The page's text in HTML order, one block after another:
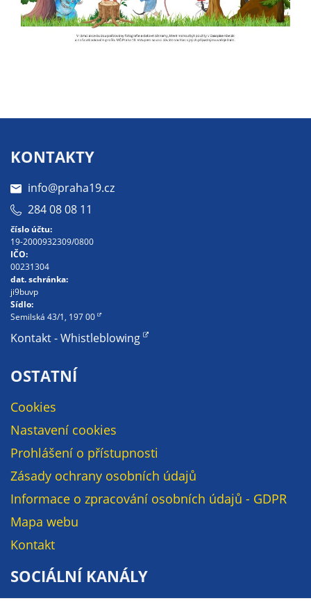
KONTAKTY
info@praha19.cz
284 08 08 11
číslo účtu:
19-2000932309/0800
IČO:
00231304
dat. schránka:
ji9buvp
Sídlo:
Semilská 43/1, 197 00
Kontakt - Whistleblowing
OSTATNÍ
Cookies
Nastavení cookies
Prohlášení o přístupnosti
Zásady ochrany osobních údajů
Informace o zpracování osobních údajů - GDPR
Mapa webu
Kontakt
SOCIÁLNÍ KANÁLY
vypnete
používání
analytických
Reklamní
cookies
Reklamní cookies